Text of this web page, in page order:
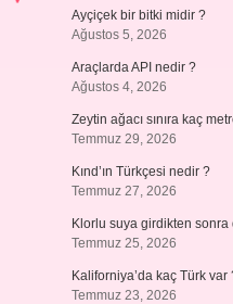
Ayçiçek bir bitki midir ?
Ağustos 5, 2026
Araçlarda API nedir ?
Ağustos 4, 2026
Zeytin ağacı sınıra kaç
Temmuz 29, 2026
Kınd’ın Türkçesi nedir ?
Temmuz 27, 2026
Klorlu suya girdikten
Temmuz 25, 2026
Kaliforniya’da kaç Türk var
Temmuz 23, 2026